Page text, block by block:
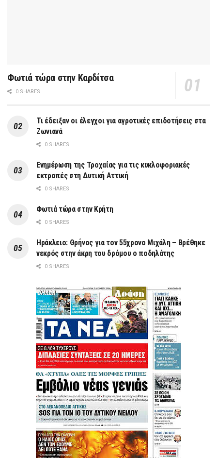
Φωτιά τώρα στην Καρδίτσα
0 SHARES
Τι έδειξαν οι έλεγχοι για αγροτικές επιδοτήσεις στα
Ζωνιανά
0 SHARES
Ενημέρωση της Τροχαίας για τις κυκλοφοριακές
εκτροπές στη Δυτική Αττική
0 SHARES
Φωτιά τώρα στην Κρήτη
0 SHARES
Ηράκλειο: Θρήνος για τον 55χρονο Μιχάλη – Βρέθηκε
νεκρός στην άκρη του δρόμου ο ποδηλάτης
0 SHARES